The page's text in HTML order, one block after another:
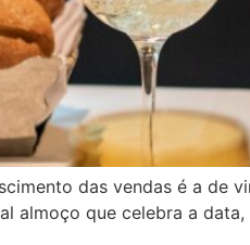
das vendas é a de
almoço que celebra a